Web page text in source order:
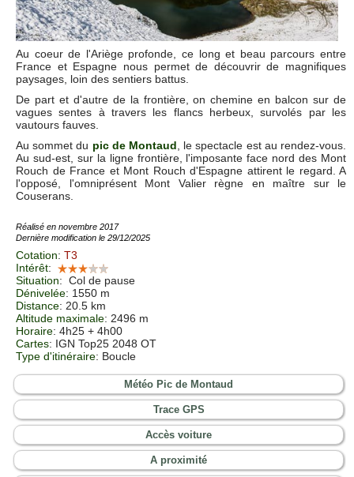
Au coeur de l'Ariège profonde, ce long et beau parcours entre
France et Espagne nous permet de découvrir de magnifiques
paysages, loin des sentiers battus.
De part et d'autre de la frontière, on chemine en balcon sur de
vagues sentes à travers les flancs herbeux, survolés par les
vautours fauves.
Au sommet du pic de Montaud , le spectacle est au rendez-vous.
Au sud-est, sur la ligne frontière, l'imposante face nord des Mont
Rouch de France et Mont Rouch d'Espagne attirent le regard. A
l'opposé, l'omniprésent Mont Valier règne en maître sur le
Couserans.
Réalisé en novembre 2017
Dernière modification le 29/12/2025
Cotation: T3
Intérêt:
Situation: Col de pause
Dénivelée: 1550 m
Distance: 20.5 km
Altitude maximale: 2496 m
Horaire: 4h25 + 4h00
Cartes: IGN Top25 2048 OT
Type d'itinéraire: Boucle
Météo Pic de Montaud
Trace GPS
Accès voiture
A proximité